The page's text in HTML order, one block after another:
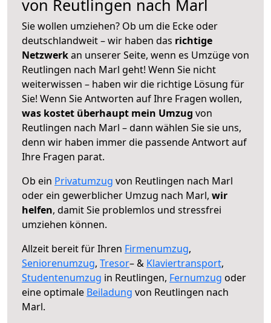
von Reutlingen nach Marl
Sie wollen umziehen? Ob um die Ecke oder
deutschlandweit – wir haben das richtige
Netzwerkan unserer Seite, wenn es Umzüge von
Reutlingen nach Marl geht! Wenn Sie nicht
weiterwissen – haben wir die richtige Lösung für
Sie! Wenn Sie Antworten auf Ihre Fragen wollen,
was kostet überhaupt mein Umzug von
Reutlingen nach Marl – dann wählen Sie sie uns,
denn wir haben immer die passende Antwort auf
Ihre Fragen parat.
Ob ein Privatumzug von Reutlingen nach Marl
oder ein gewerblicher Umzug nach Marl, wir
helfen, damit Sie problemlos und stressfrei
umziehen können.
Allzeit bereit für Ihren Firmenumzug,
Seniorenumzug, Tresor– & Klaviertransport,
Studentenumzug in Reutlingen, Fernumzug oder
eine optimale Beiladung von Reutlingen nach
Marl.